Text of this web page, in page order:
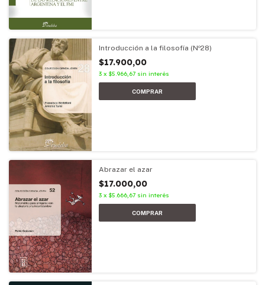
Introducción a la filosofía (Nº28)
$17.900,00
3 x $5.966,67 sin interés
Abrazar el azar
$17.000,00
3 x $5.666,67 sin interés